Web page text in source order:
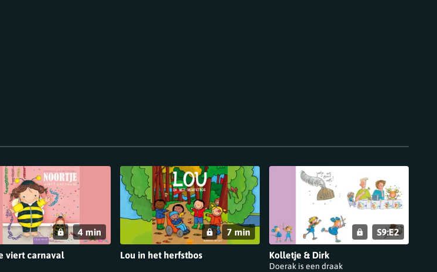
viert carnaval
4 min
Lou in het herfstbos
7 min
Kolletje & Dirk
Doerak is een draak
S9:E2